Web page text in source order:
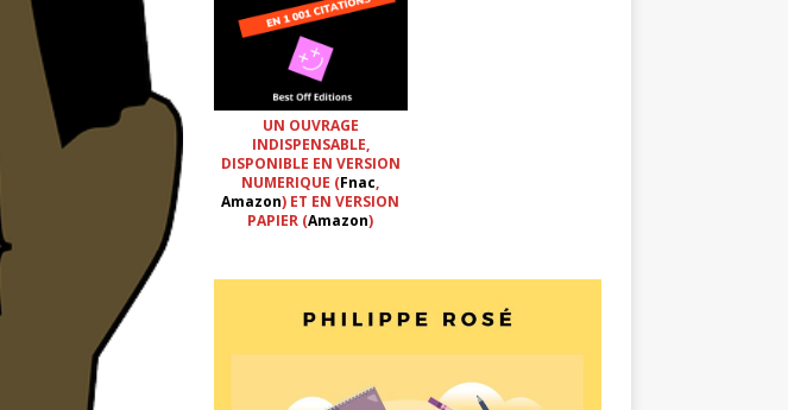
UN OUVRAGE
INDISPENSABLE,
DISPONIBLE EN VERSION
NUMERIQUE (Fnac,
Amazon) ET EN VERSION
PAPIER (Amazon)